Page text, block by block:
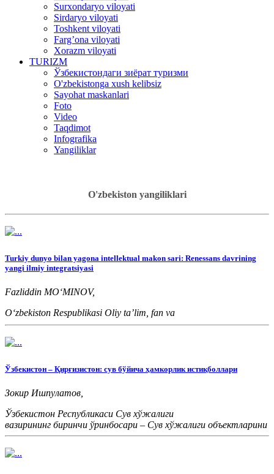
Surxondaryo viloyati
Sirdaryo viloyati
Toshkent viloyati
Farg’ona viloyati
Xorazm viloyati
TURIZM
Ўзбекистондаги зиёрат туризми
O'zbekistonga xush kelibsiz
Sayohat maskanlari
Foto
Video
Taqdimot
Infografika
Yangiliklar
O'zbekiston yangiliklari
Turkiy dunyo bilan yagona intellektual makon sari: Renessans davrining
yangi ilmiy integratsiyasi
Fazliddin MOʻMINOV,
Oʻzbekiston Respublikasi Oliy taʼlim, fan va
innovatsiyalar vazirligi boshqarma boshligʻi
Ўзбекистон – Қирғизистон: сув бўйича ҳамкорлик истиқболлари
Зокир Ишпулатов,
Ўзбекистон Республикаси Сув хўжалиги
вазирининг биринчи ўринбосари – Сув хўжалиги объектларини
эксплуатация қилиш агентлиги директори